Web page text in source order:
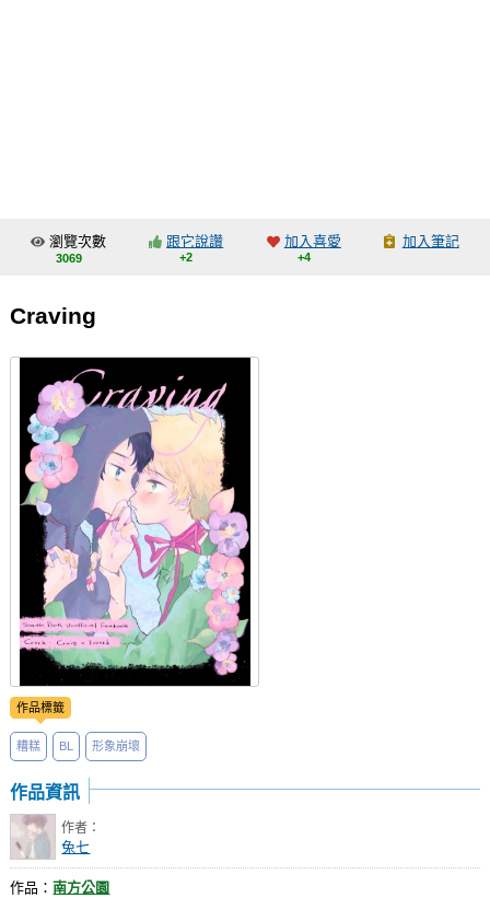
交流中心
會員功能選單
會員中心
註冊會員
登入
瀏覽次數
3069
跟它說讚
+2
加入喜愛
+4
加入筆記
Craving
作品標籤
糟糕 BL 形象崩壞
作品資訊
作者：
兔七
作品：南方公園